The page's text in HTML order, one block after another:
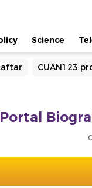
Science
CUAN123